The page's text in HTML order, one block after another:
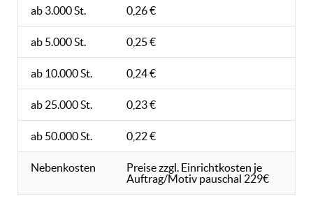
ab 3.000 St. 0,26 €
ab 5.000 St. 0,25 €
ab 10.000 St. 0,24 €
ab 25.000 St. 0,23 €
ab 50.000 St. 0,22 €
Nebenkosten
Preise zzgl. Einrichtkosten je
Auftrag/Motiv pauschal 229€